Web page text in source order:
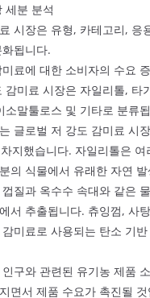
세분 분석
시장은 유형, 카테고리, 응
됩니다.
료에 대한 소비자의 수요
감미료 시장은 자일리톨, 타
소말툴로스 및 기타로 분류
글로벌 저 강도 감미료 시
지했습니다. 자일리톨은 여
의 식물에서 유래한 자연
질과 옥수수 속대와 같은
서 추출됩니다. 츄잉껌, 사
미료로 사용되는 탄소 기
구와 관련된 유기농 제품
면서 제품 수요가 촉진될